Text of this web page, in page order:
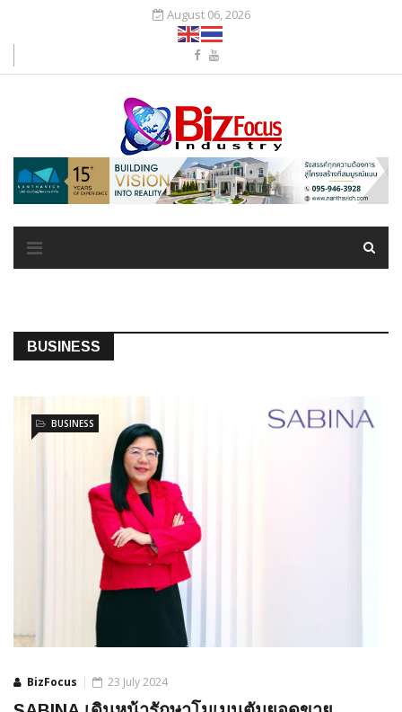
August 06, 2026
BUSINESS
BizFocus
BUSINESS
23 July 2024